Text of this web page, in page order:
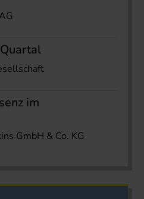
im
GmbH & Co. KG